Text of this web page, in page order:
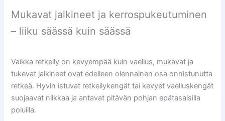
Mukavat jalkineet ja kerrospukeutuminen
– liiku säässä kuin säässä
Vaikka retkeily on kevyempää kuin vaellus, mukavat ja
tukevat jalkineet ovat edelleen olennainen osa onnistunutta
retkeä. Hyvin istuvat retkeilykengät tai kevyet vaelluskengät
suojaavat nilkkaa ja antavat pitävän pohjan epätasaisilla
poluilla.